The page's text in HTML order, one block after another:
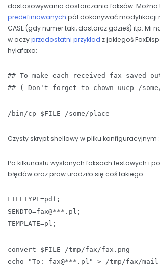
dostosowywania dostarczania faksów.
predefiniowanych pól dokonywać modyfikacji
CASE (gdy numer taki, dostarcz gdzieś) itp. Mi
w oczyprzedostatni przykład z jakiegoś
hylafaxa:
## To make each received fax saved
## ( Don't forget to chown uucp /
/bin/cp $FILE /some/place
Czysty skrypt shellowy w pliku konfiguracyjnym
Po kilkunastu wysłanych faksach testowych i
błędów oraz praw urodziło się coś takiego:
FILETYPE=pdf;
SENDTO=fax@***.pl;
TEMPLATE=pl;
convert $FILE /tmp/fax/fax.png
echo "To: fax@***.pl" > /tmp/fax/